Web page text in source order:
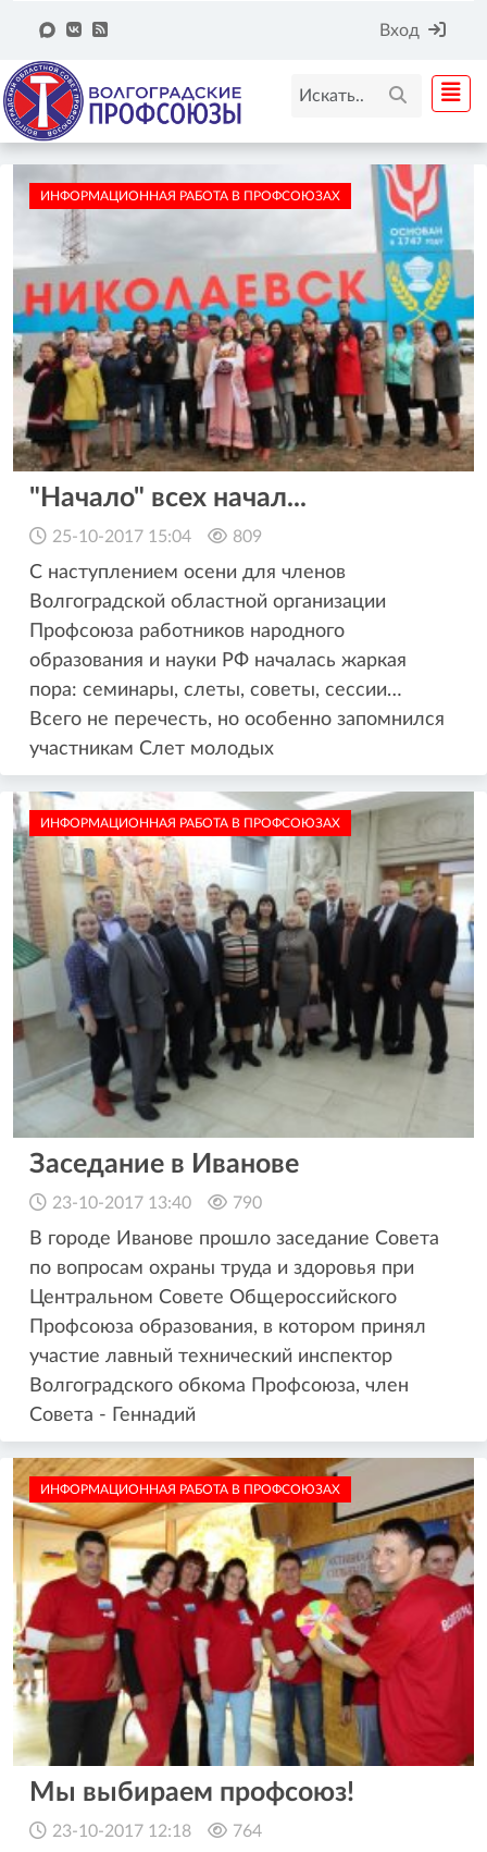
Вход
ИНФОРМАЦИОННАЯ РАБОТА В ПРОФСОЮЗАХ
"Начало" всех начал...
25-10-2017 15:04 809
С наступлением осени для членов
Волгоградской областной организации
Профсоюза работников народного
образования и науки РФ началась жаркая
пора: семинары, слеты, советы, сессии…
Всего не перечесть, но особенно запомнился
участникам Слет молодых
ИНФОРМАЦИОННАЯ РАБОТА В ПРОФСОЮЗАХ
Заседание в Иванове
23-10-2017 13:40 790
В городе Иванове прошло заседание Совета
по вопросам охраны труда и здоровья при
Центральном Совете Общероссийского
Профсоюза образования, в котором принял
участие лавный технический инспектор
Волгоградского обкома Профсоюза, член
Совета - Геннадий
ИНФОРМАЦИОННАЯ РАБОТА В ПРОФСОЮЗАХ
Мы выбираем профсоюз!
23-10-2017 12:18 764